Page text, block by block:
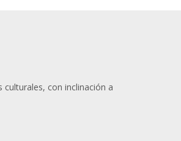
con inclinación a